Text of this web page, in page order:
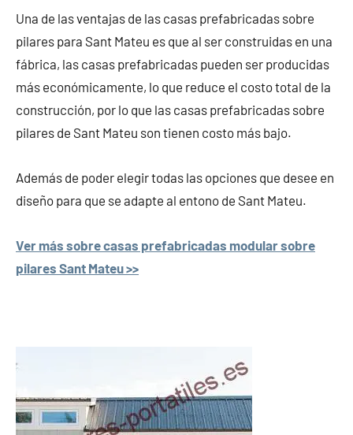
Una de las ventajas de las casas prefabricadas sobre
pilares para Sant Mateu es que al ser construidas en una
fábrica, las casas prefabricadas pueden ser producidas
más económicamente, lo que reduce el costo total de la
construcción, por lo que las casas prefabricadas sobre
pilares de Sant Mateu son tienen costo más bajo.
Además de poder elegir todas las opciones que desee en
diseño para que se adapte al entono de Sant Mateu.
Ver más sobre casas prefabricadas modular sobre
pilares Sant Mateu >>